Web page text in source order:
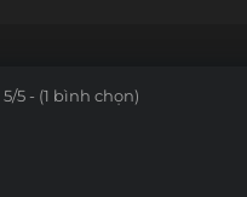
5/5 - (1 bình chọn)